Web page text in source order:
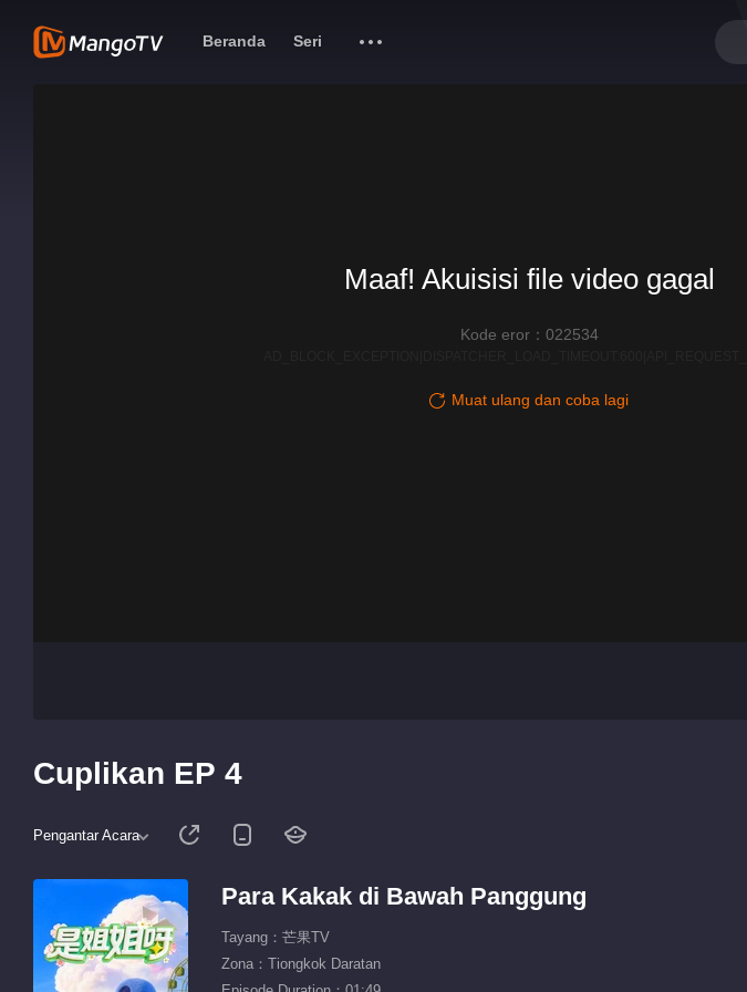
Beranda Seri
Maaf! Akuisisi file video gagal
Kode eror：022534
Muat ulang dan coba lagi
Cuplikan EP 4
Pengantar Acara
Para Kakak di Bawah Panggung
Tayang：芒果TV
Zona：Tiongkok Daratan